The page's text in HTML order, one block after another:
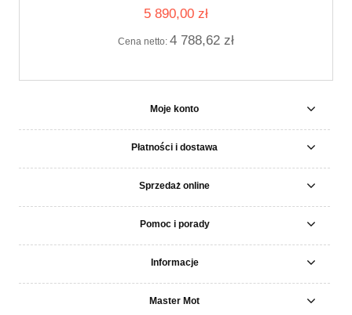
5 890,00 zł
Cena netto: 4 788,62 zł
Moje konto
Płatności i dostawa
Sprzedaż online
Pomoc i porady
Informacje
Master Mot